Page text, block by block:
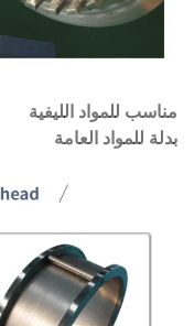
مناسب للمواد الليفية
بدلة للمواد العامة